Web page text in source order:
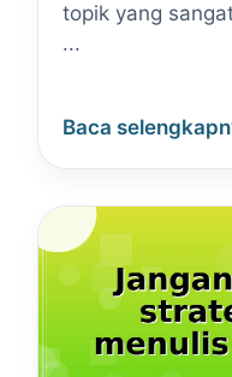
topik yang
...
Baca